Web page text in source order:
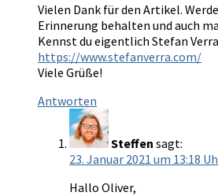
Vielen Dank für den Artikel.
Erinnerung behalten und auch
Kennst du eigentlich Stefan
https://www.stefanverra.com/
Viele Grüße!
Antworten
Steffen sagt:
23. Januar 2021 um 13:18
Hallo Oliver,